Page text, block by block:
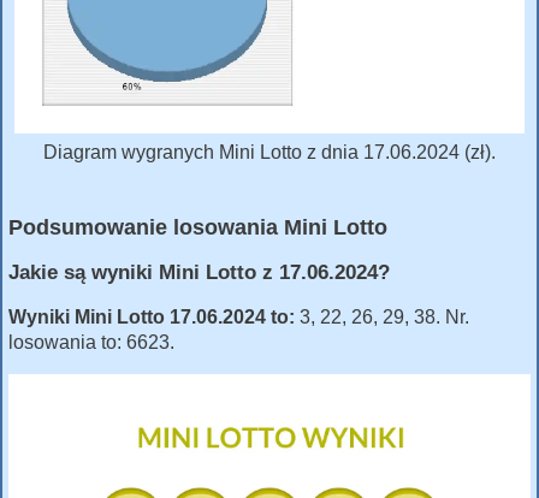
Diagram wygranych Mini Lotto z dnia 17.06.2024 (zł).
Podsumowanie losowania Mini Lotto
Jakie są wyniki Mini Lotto z 17.06.2024?
Wyniki Mini Lotto 17.06.2024 to: 3, 22, 26, 29, 38. Nr.
losowania to: 6623.